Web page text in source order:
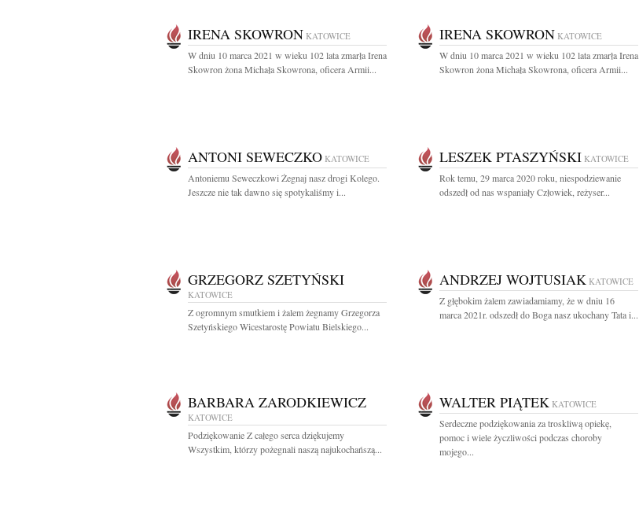
IRENA SKOWRON KATOWICE
W dniu 10 marca 2021 w wieku 102 lata zmarła Irena
Skowron żona Michała Skowrona, oficera Armii...
IRENA SKOWRON KATOWICE
W dniu 10 marca 2021 w wieku 102 lata zmarła Irena
Skowron żona Michała Skowrona, oficera Armii...
ANTONI SEWECZKO KATOWICE
Antoniemu Seweczkowi Żegnaj nasz drogi Kolego.
Jeszcze nie tak dawno się spotykaliśmy i...
LESZEK PTASZYŃSKI KATOWICE
Rok temu, 29 marca 2020 roku, niespodziewanie
odszedł od nas wspaniały Człowiek, reżyser...
GRZEGORZ SZETYŃSKI
KATOWICE
Z ogromnym smutkiem i żalem żegnamy Grzegorza
Szetyńskiego Wicestarostę Powiatu Bielskiego...
ANDRZEJ WOJTUSIAK KATOWICE
Z głębokim żalem zawiadamiamy, że w dniu 16
marca 2021r. odszedł do Boga nasz ukochany Tata i...
BARBARA ZARODKIEWICZ
KATOWICE
Podziękowanie Z całego serca dziękujemy
Wszystkim, którzy pożegnali naszą najukochańszą...
WALTER PIĄTEK KATOWICE
Serdeczne podziękowania za troskliwą opiekę,
pomoc i wiele życzliwości podczas choroby
mojego...